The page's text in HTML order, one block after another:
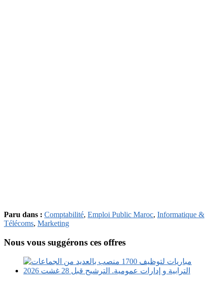
Paru dans : Comptabilité, Emploi Public Maroc, Informatique &
Télécoms, Marketing
Nous vous suggérons ces offres